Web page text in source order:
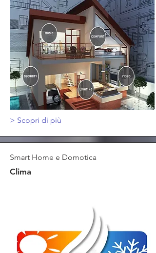
> Scopri di più
Smart Home e Domotica
Clima